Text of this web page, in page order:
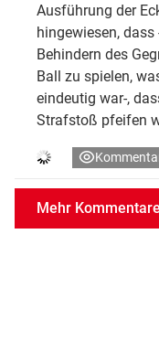
Ausführung der
hingewiesen,
Behindern des
Ball zu spielen,
eindeutig war-,
Strafstoß pfeifen
Mehr